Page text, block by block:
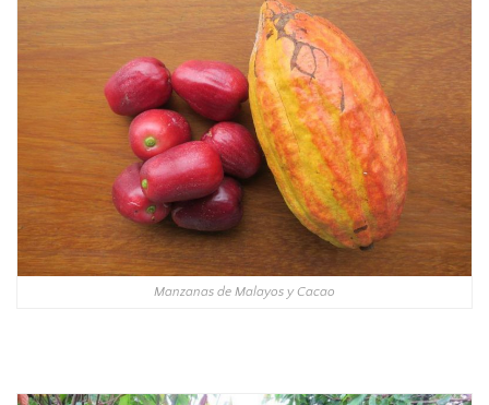
Manzanas de Malayos y Cacao